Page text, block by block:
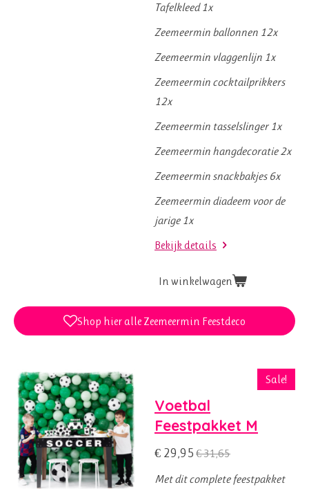
Tafelkleed 1x
Zeemeermin ballonnen 12x
Zeemeermin vlaggenlijn 1x
Zeemeermin cocktailprikkers
12x
Zeemeermin tasselslinger 1x
Zeemeermin hangdecoratie 2x
Zeemeermin snackbakjes 6x
Zeemeermin diadeem voor de
jarige 1x
Bekijk details
In winkelwagen
Shop hier alle Zeemeermin Feestdeco
Sale!
Voetbal
Feestpakket M
€ 29,95 € 31,65
Met dit complete feestpakket